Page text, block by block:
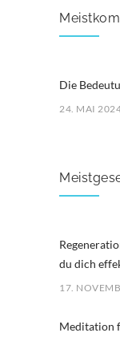
Die
24. MAI
du dich
17.
Meditation